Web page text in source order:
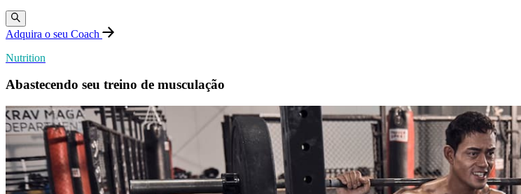
Adquira o seu Coach
Nutrition
Abastecendo seu treino de musculação